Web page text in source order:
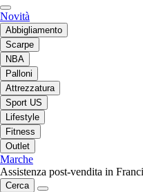
Novità
Abbigliamento
Scarpe
NBA
Palloni
Attrezzatura
Sport US
Lifestyle
Fitness
Outlet
Marche
Assistenza post-vendita in
Cerca